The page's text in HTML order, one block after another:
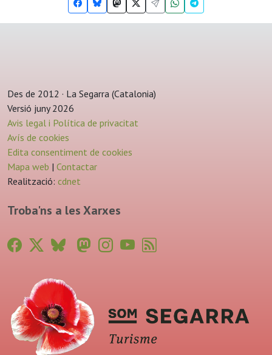
Des de 2012 · La Segarra (Catalonia)
Versió juny 2026
Avis legal i Política de privacitat
Avís de cookies
Edita consentiment de cookies
Mapa web | Contactar
Realització: cdnet
Troba'ns a les Xarxes